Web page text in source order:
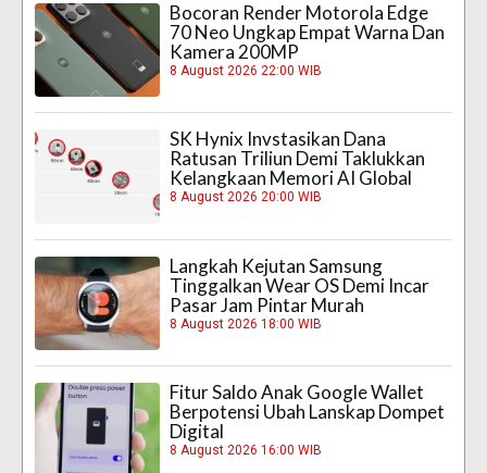
Bocoran Render Motorola Edge
70 Neo Ungkap Empat Warna Dan
Kamera 200MP
8 August 2026 22:00 WIB
SK Hynix Invstasikan Dana
Ratusan Triliun Demi Taklukkan
Kelangkaan Memori AI Global
8 August 2026 20:00 WIB
Langkah Kejutan Samsung
Tinggalkan Wear OS Demi Incar
Pasar Jam Pintar Murah
8 August 2026 18:00 WIB
Fitur Saldo Anak Google Wallet
Berpotensi Ubah Lanskap Dompet
Digital
8 August 2026 16:00 WIB